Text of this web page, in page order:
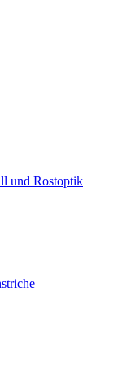
und Rostoptik